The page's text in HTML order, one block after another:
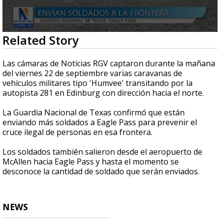
0
seconds
of
42
seconds
Related Story
Las cámaras de Noticias RGV captaron durante la mañana
del viernes 22 de septiembre varias caravanas de
vehículos militares tipo 'Humvee' transitando por la
autopista 281 en Edinburg con dirección hacia el norte.
La Guardia Nacional de Texas confirmó que están
enviando más soldados a Eagle Pass para prevenir el
cruce ilegal de personas en esa frontera.
Los soldados también salieron desde el aeropuerto de
McAllen hacia Eagle Pass y hasta el momento se
desconoce la cantidad de soldado que serán enviados.
NEWS